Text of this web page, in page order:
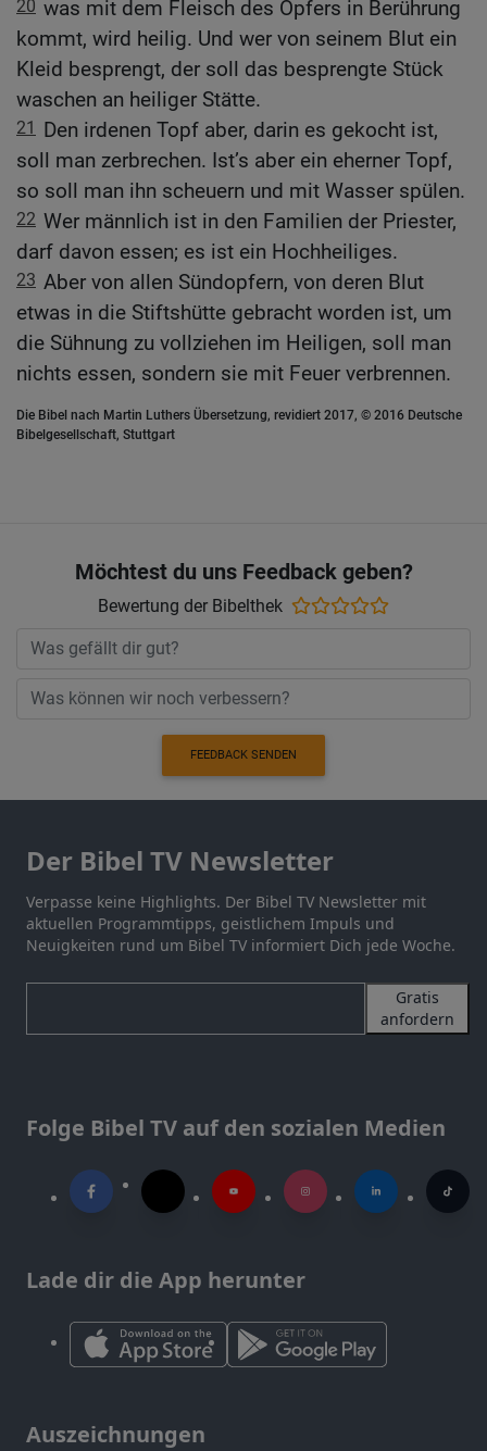
20 was mit dem Fleisch des Opfers in Berührung
kommt, wird heilig. Und wer von seinem Blut ein
Kleid besprengt, der soll das besprengte Stück
waschen an heiliger Stätte.
21
Den irdenen Topf aber, darin es gekocht ist,
soll man zerbrechen. Ist’s aber ein eherner Topf,
so soll man ihn scheuern und mit Wasser spülen.
22 Wer männlich ist in den Familien der Priester,
darf davon essen; es ist ein Hochheiliges.
23 Aber von allen Sündopfern, von deren Blut
etwas in die Stiftshütte gebracht worden ist, um
die Sühnung zu vollziehen im Heiligen, soll man
nichts essen, sondern sie mit Feuer verbrennen.
Die Bibel nach Martin Luthers Übersetzung, revidiert 2017, © 2016 Deutsche
Bibelgesellschaft, Stuttgart
Möchtest du uns Feedback geben?
Bewertung der Bibelthek
FEEDBACK SENDEN
Der Bibel TV Newsletter
Verpasse keine Highlights. Der Bibel TV Newsletter mit
aktuellen Programmtipps, geistlichem Impuls und
Neuigkeiten rund um Bibel TV informiert Dich jede Woche.
Gratis
anfordern
Folge Bibel TV auf den sozialen Medien
Lade dir die App herunter
Auszeichnungen